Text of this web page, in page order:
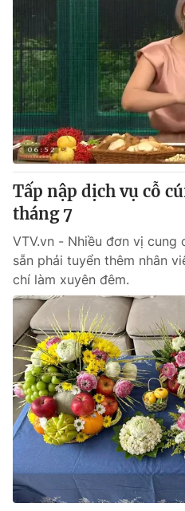
Tấp nập dịch vụ cỗ
tháng 7
VTV.vn - Nhiều đơn vị cung
sẵn phải tuyển thêm nhân
chí làm xuyên đêm.